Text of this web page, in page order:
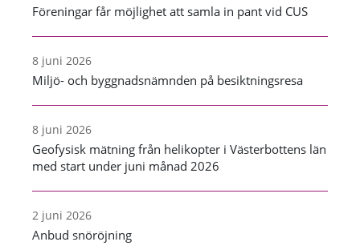
Föreningar får möjlighet att samla in pant vid CUS
8 juni 2026
Miljö- och byggnadsnämnden på besiktningsresa
8 juni 2026
Geofysisk mätning från helikopter i Västerbottens län
med start under juni månad 2026
2 juni 2026
Anbud snöröjning